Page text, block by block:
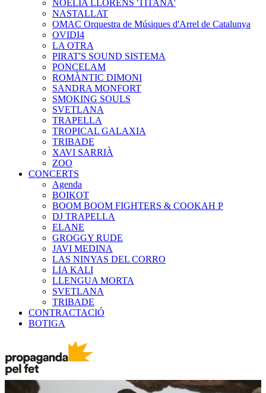
NOELIA LLORENS 'TITANA'
NASTALLAT
OMAC Orquestra de Músiques d'Arrel de Catalunya
OVIDI4
LA OTRA
PIRAT'S SOUND SISTEMA
PONCELAM
ROMÀNTIC DIMONI
SANDRA MONFORT
SMOKING SOULS
SVETLANA
TRAPELLA
TROPICAL GALAXIA
TRIBADE
XAVI SARRIÀ
ZOO
CONCERTS
Agenda
BOIKOT
BOOM BOOM FIGHTERS & COOKAH P
DJ TRAPELLA
ELANE
GROGGY RUDE
JAVI MEDINA
LAS NINYAS DEL CORRO
LIA KALI
LLENGUA MORTA
SVETLANA
TRIBADE
CONTRACTACIÓ
BOTIGA